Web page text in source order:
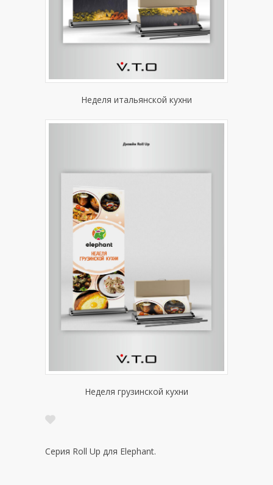
Неделя итальянской кухни
Неделя грузинской кухни
Серия Roll Up для Elephant.